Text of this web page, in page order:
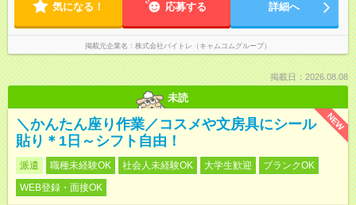
気になる！ 応募する 詳細へ
掲載元企業名 株式会社バイトレ（キャムコムグループ）
掲載日：2026.08.08
未読
NEW
＼かんたん座り作業／コスメや文房具にシール
貼り＊1日～シフト自由！
派遣 職種未経験OK 社会人未経験OK 大学生歓迎
ブランクOK
WEB登録・面接OK